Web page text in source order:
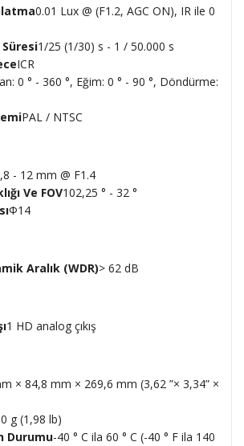
0.01 Lux @ (F1.2, AGC ON), IR ile 0
1/25 (1/30) s - 1 / 50.000 s
ICR
0 ° - 360 °, Eğim: 0 ° - 90 °, Döndürme:
PAL / NTSC
- 12 mm @ F1.4
Ve FOV102,25 ° - 32 °
Φ14
Aralık (WDR)> 62 dB
1 HD analog çıkış
× 84,8 mm × 269,6 mm (3,62 ”× 3,34” ×
g (1,98 lb)
Durumu-40 ° C ila 60 ° C (-40 ° F ila 140